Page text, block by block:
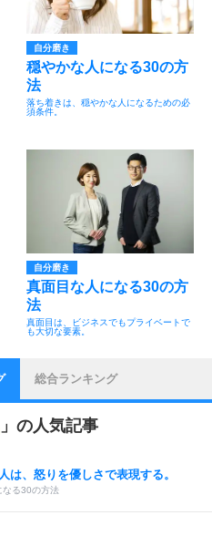
自分磨き
穏やかな人になる30の方
法
落ち着きは、穏やかな人になるための必
須条件。
自分磨き
真面目な人になる30の方
法
真面目は、ビジネスでもプライベートで
も大切な要素。
総合ランキング
」の人気記事
は、怒りを優しさで表現する。
なる30の方法